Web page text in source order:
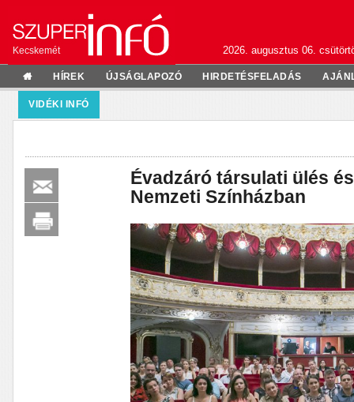
Kecskemét 2026. augusztus 06.
HÍREK ÚJSÁGLAPOZÓ HIRDETÉSFELADÁS
VIDÉKI INFÓ
Évadzáró társulati ülés
Nemzeti Színházban